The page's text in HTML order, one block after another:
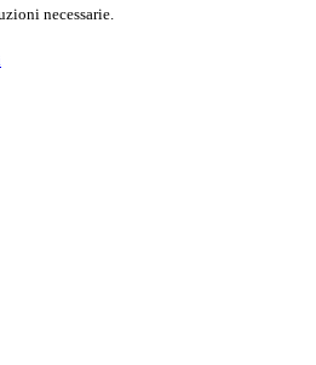
necessarie.